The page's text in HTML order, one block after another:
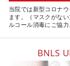
当院では新型コロナ
ます。（マスクがな
ルコール消毒にご協
BNLS